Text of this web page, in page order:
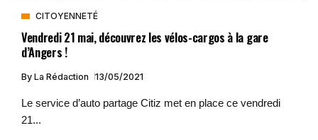
CITOYENNETÉ
Vendredi 21 mai, découvrez les vélos-cargos à la gare
d’Angers !
By La Rédaction 13/05/2021
Le service d’auto partage Citiz met en place ce vendredi
21...